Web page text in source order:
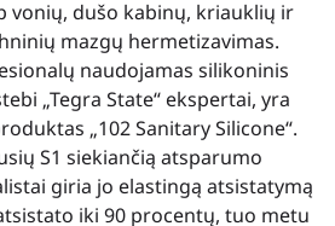
vonių, dušo kabinų, kriauklių ir
mazgų hermetizavimas.
naudojamas silikoninis
„Tegra State“ ekspertai, yra
„102 Sanitary Silicone“.
S1 siekiančią atsparumo
giria jo elastingą atsistatymą
iki 90 procentų, tuo metu